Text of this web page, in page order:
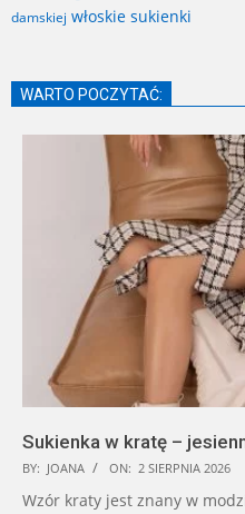
damskiej włoskie sukienki
WARTO POCZYTAĆ:
Sukienka w kratę –
BY: JOANA ON: 2 SIERPNIA 2026
Wzór kraty jest znany w